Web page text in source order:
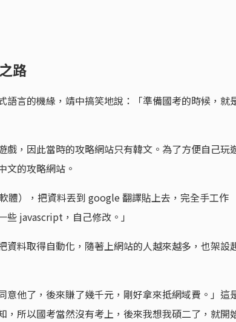
路
語言的機緣，靖中搞笑地說：「準備國考的時候，就
，因此當時的攻略網站只有韓文。為了方便自己玩
文的攻略網站。
體），把資料丟到 google 翻譯貼上去，完全手工作
javascript，自己修改。」
料取得自動化，隨著上網站的人越來越多，也架設
意他了，後來賺了幾千元，剛好拿來抵網域費。」這
所以國考當然沒有考上，後來我想我碩二了，就開